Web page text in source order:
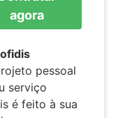
agora
pessoal
serviço
é feito à sua